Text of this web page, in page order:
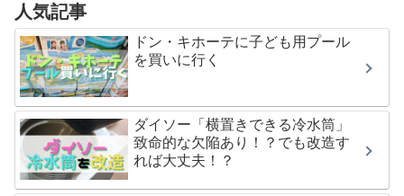
人気記事
ドン・キホーテに子ども用プール
を買いに行く
ダイソー「横置きできる冷水筒」
致命的な欠陥あり！？でも改造す
れば大丈夫！？